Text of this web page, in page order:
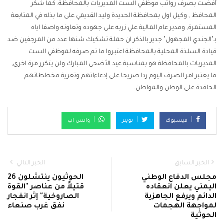
أفضت بصرف رواتب موظفي الست المديريات بالمحافظة. كما شكر
المحافظ , وكيل اول بمحافظة الحديدة وليد القديمي على ما بذله في المتابعة
المستمرة, ومدير عام المالية علي زربه على جهوده وتعاونه واصفا اياه
بـ"الجندي المجهول" جدير بالذكر ان حملة تشكيك شنها عدد من المرجفين ضد
قيادة السلذة المحلية بالمحافظة اعتبروا ما تم صرفه لموظفي الست
المديريات بالمحافظة هو بمناسبة عيد الأضحى المبارك ولن يتكرر مرة اخرى,
ما يعتبر امر الصرف اليوم ردا صريحا على إدعاءاتهم وتعرية مخططاتهم
الحاقدة على الوطن والمواطن.
فيسبوك تويتر واتس اب
الخبر السابق
مجلس الدفاع الوطني
اليمني يعلن انعقاده
الدائم ويرفع الجاهزية
لمواجهة الهجمات
الحوثية
الخبر التالي
الحوثيون ينتشلون 26
قتيلاً من عناصر "القوة
الصاروخية" إثر انفجار
نفق غرب صنعاء